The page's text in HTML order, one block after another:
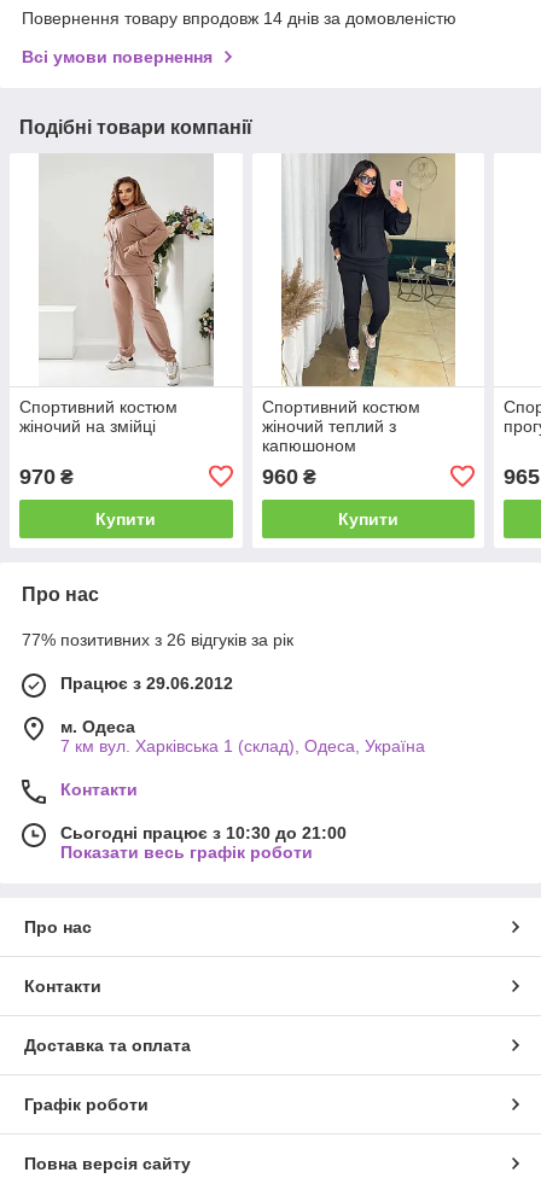
Повернення товару впродовж 14 днів за домовленістю
Всі умови повернення
Подібні товари компанії
Спортивний костюм
жіночий на змійці
970 ₴
Купити
Спортивний костюм
жіночий теплий з
капюшоном
960₴
Купити
965
Про нас
77% позитивних з 26 відгуків за рік
Працює з 29.06.2012
м. Одеса
7 км вул. Харківська 1 (склад), Одеса, Україна
Контакти
Сьогодні працює з 10:30 до 21:00
Показати весь графік роботи
Про нас
Контакти
Доставка та оплата
Графік роботи
Повна версія сайту